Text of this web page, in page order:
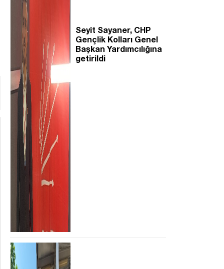
Seyit Sayaner, CHP
Gençlik Kolları Genel
Başkan Yardımcılığına
getirildi